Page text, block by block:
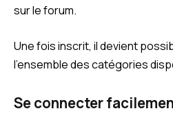
sur le forum.
Une fois inscrit, il devient
l’ensemble des catégories
Se connecter